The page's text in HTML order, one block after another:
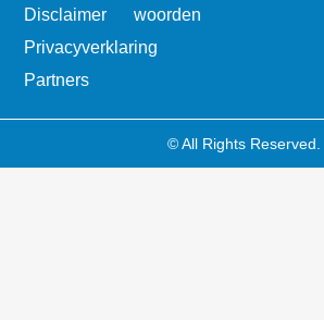
Disclaimer
Privacyverklaring
Partners
woorden
© All Rights Reserved.